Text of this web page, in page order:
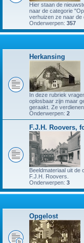
Hier staan de
naar de categorie
verhuizen ze naar de
Onderwerpen: 357
Herkansing
In deze rubriek
oplosbaar zijn maar
geraakt. Ze
Onderwerpen: 2
F.J.H. Roovers,
Beeldmateriaal uit de
F.J.H. Roovers.
Onderwerpen: 3
Opgelost